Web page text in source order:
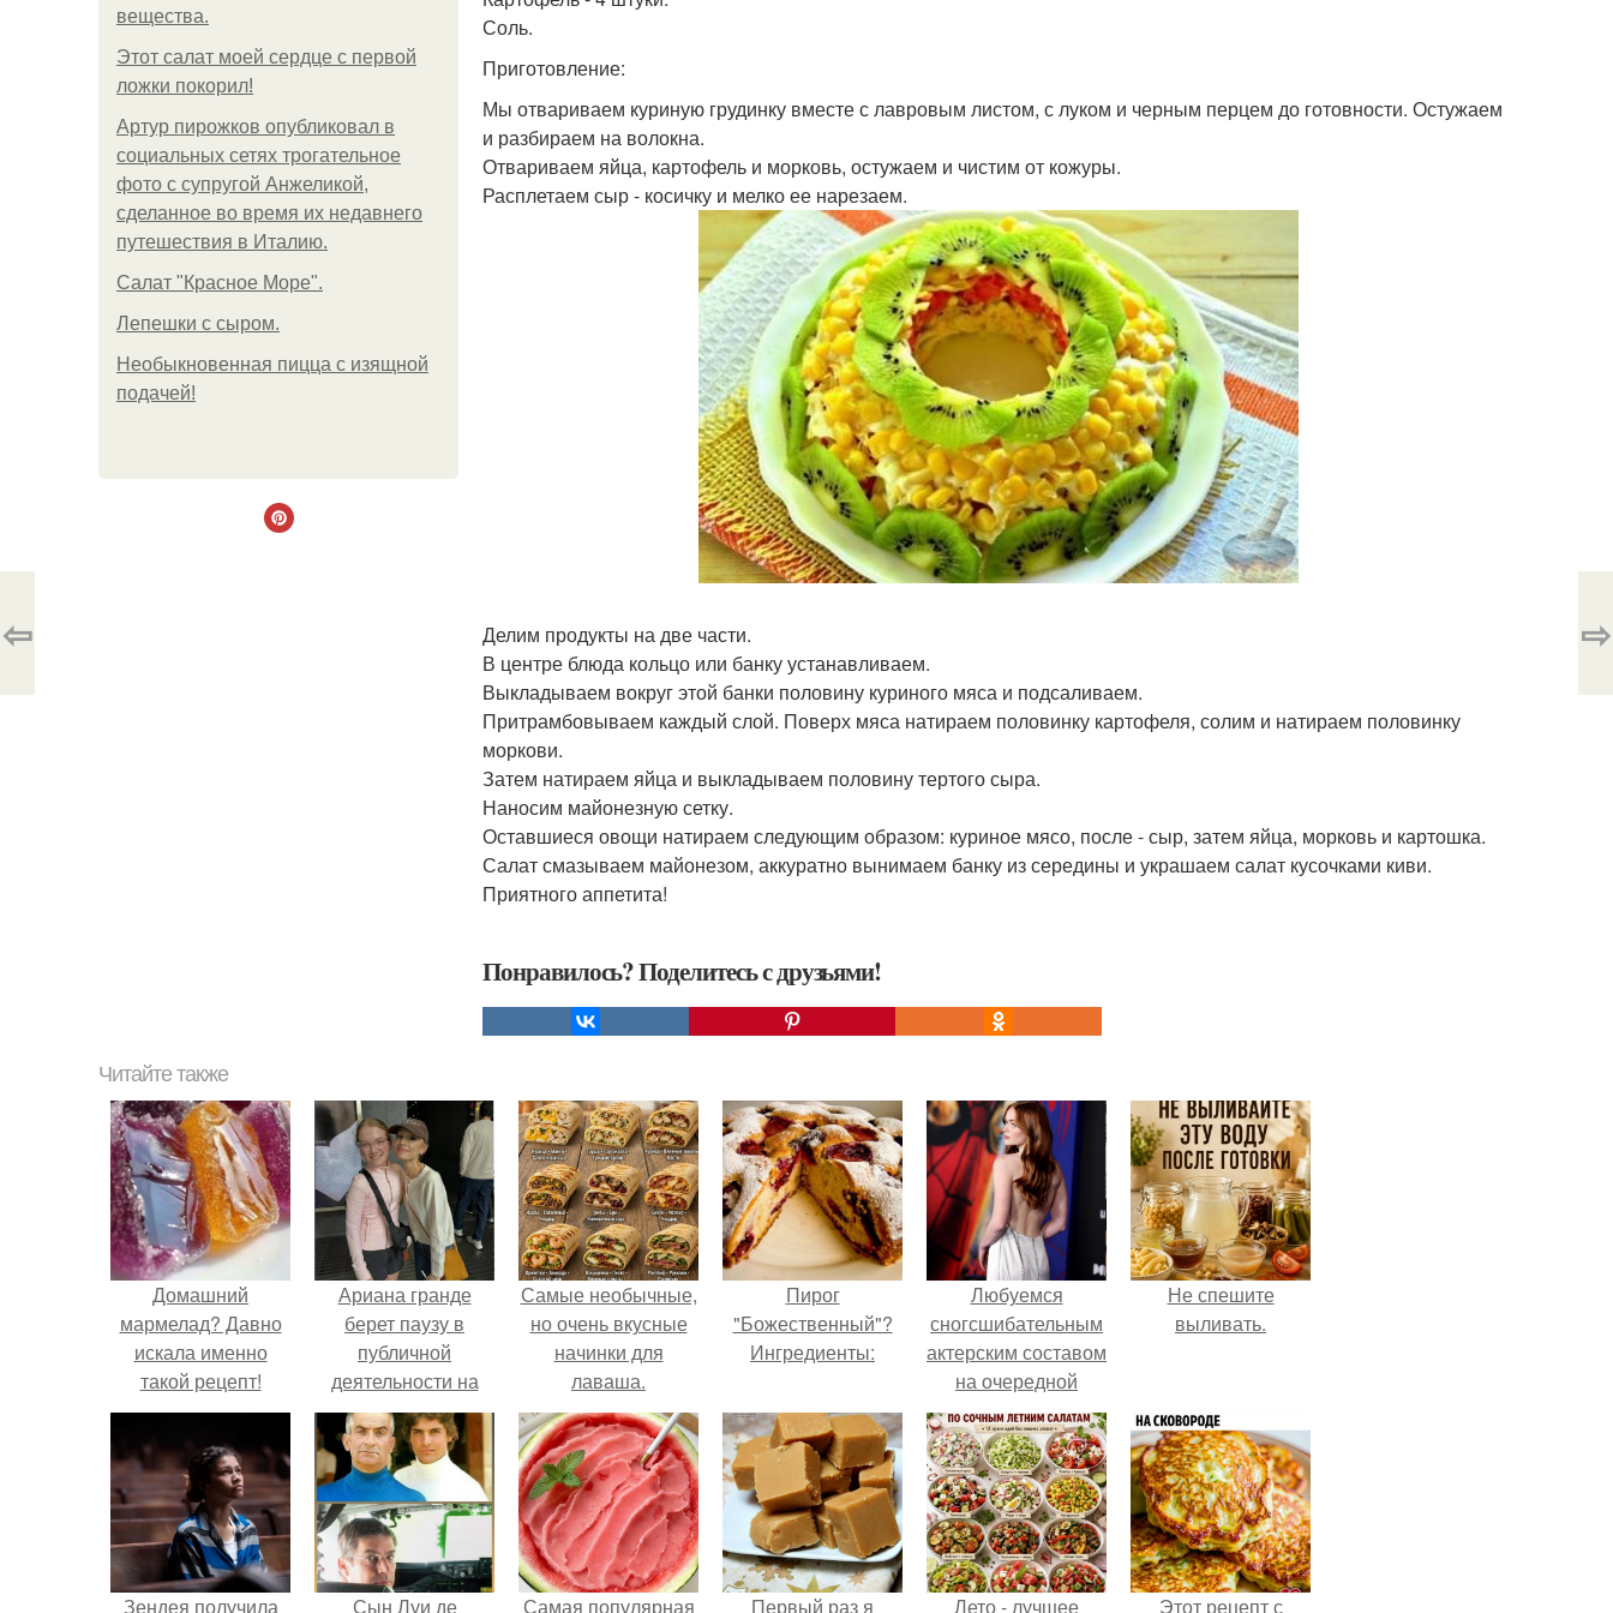
вещества.
Этот салат моей сердце с первой
ложки покорил!
Артур пирожков опубликовал в
социальных сетях трогательное
фото с супругой Анжеликой,
сделанное во время их недавнего
путешествия в Италию.
Салат "Красное Море".
Лепешки с сыром.
Необыкновенная пицца с изящной
подачей!
Соль.
Приготовление:
Мы отвариваем куриную грудинку вместе с лавровым листом, с луком и черным перцем до готовности. Остужаем
и разбираем на волокна.
Отвариваем яйца, картофель и морковь, остужаем и чистим от кожуры.
Расплетаем сыр - косичку и мелко ее нарезаем.
Делим продукты на две части.
В центре блюда кольцо или банку устанавливаем.
Выкладываем вокруг этой банки половину куриного мяса и подсаливаем.
Притрамбовываем каждый слой. Поверх мяса натираем половинку картофеля, солим и натираем половинку
моркови.
Затем натираем яйца и выкладываем половину тертого сыра.
Наносим майонезную сетку.
Оставшиеся овощи натираем следующим образом: куриное мясо, после - сыр, затем яйца, морковь и картошка.
Салат смазываем майонезом, аккуратно вынимаем банку из середины и украшаем салат кусочками киви.
Приятного аппетита!
Понравилось? Поделитесь с друзьями!
⇦ ⇨
Читайте также
Домашний
мармелад? Давно
искала именно
такой рецепт!
Ариана гранде
берет паузу в
публичной
деятельности на
фоне слухов о
своем здоровье.
Самые необычные,
но очень вкусные
начинки для
лаваша.
Пирог
"Божественный"?
Ингредиенты:
Любуемся
сногсшибательным
актерским составом
на очередной
премьере нового
человека - паука.
Не спешите
выливать.
Зендея получила Сын Луи де Самая популярная Первый раз я Лето - лучшее Этот рецепт с